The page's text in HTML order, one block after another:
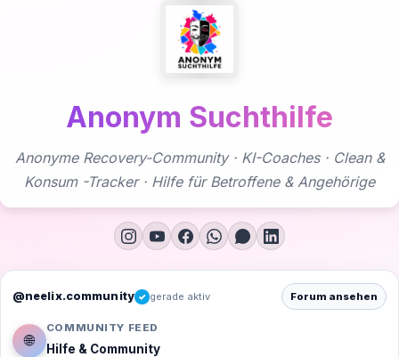
Anonym Suchthilfe
Anonyme Recovery-Community · KI-Coaches · Clean &
Konsum -Tracker · Hilfe für Betroffene & Angehörige
@neelix.community ✓ gerade aktiv Forum ansehen
🌐
COMMUNITY FEED
Hilfe & Community